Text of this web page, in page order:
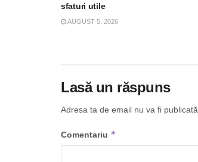
sfaturi utile
AUGUST 5, 2026
Lasă un răspuns
Adresa ta de email nu va fi publicată.
Comentariu *